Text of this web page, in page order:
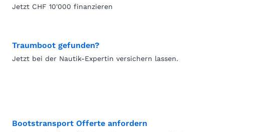
Jetzt CHF 10'000 finanzieren
Traumboot gefunden?
Jetzt bei der Nautik-Expertin versichern lassen.
Bootstransport Offerte anfordern